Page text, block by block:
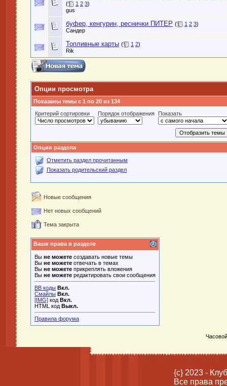
( 1 2 3)
gus
буфер, кенгурин, реснички ПИТЕР ( 1 2 3)
Сандер
Топливные карты ( 1 2)
Rik
Опции просмотра
Показаны темы с 1 по 20 из 134
Критерий сортировки
Порядок отображения Показать
Опции раздела
Отметить раздел прочитанным
Показать родительский раздел
Новые сообщения
Нет новых сообщений
Тема закрыта
Ваши права в разделе
Вы не можете создавать новые темы
Вы не можете отвечать в темах
Вы не можете прикреплять вложения
Вы не можете редактировать свои сообщения
BB коды Вкл.
Смайлы Вкл.
[IMG] код Вкл.
HTML код Выкл.
Правила форума
{c} 2023 -
Все права